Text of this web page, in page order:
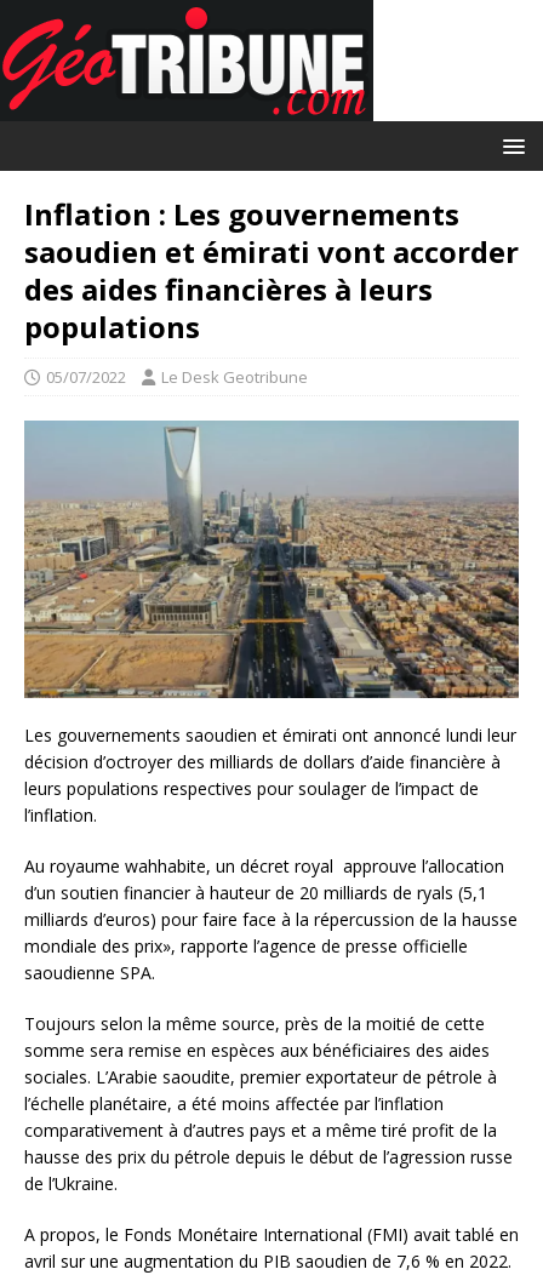
Inflation : Les gouvernements
saoudien et émirati vont accorder
des aides financières à leurs
populations
05/07/2022 Le Desk Geotribune
Les gouvernements saoudien et émirati ont annoncé lundi leur
décision d’octroyer des milliards de dollars d’aide financière à
leurs populations respectives pour soulager de l’impact de
l’inflation.
Au royaume wahhabite, un décret royal approuve l’allocation
d’un soutien financier à hauteur de 20 milliards de ryals (5,1
milliards d’euros) pour faire face à la répercussion de la hausse
mondiale des prix», rapporte l’agence de presse officielle
saoudienne SPA.
Toujours selon la même source, près de la moitié de cette
somme sera remise en espèces aux bénéficiaires des aides
sociales. L’Arabie saoudite, premier exportateur de pétrole à
l’échelle planétaire, a été moins affectée par l’inflation
comparativement à d’autres pays et a même tiré profit de la
hausse des prix du pétrole depuis le début de l’agression russe
de l’Ukraine.
A propos, le Fonds Monétaire International (FMI) avait tablé en
avril sur une augmentation du PIB saoudien de 7,6 % en 2022.